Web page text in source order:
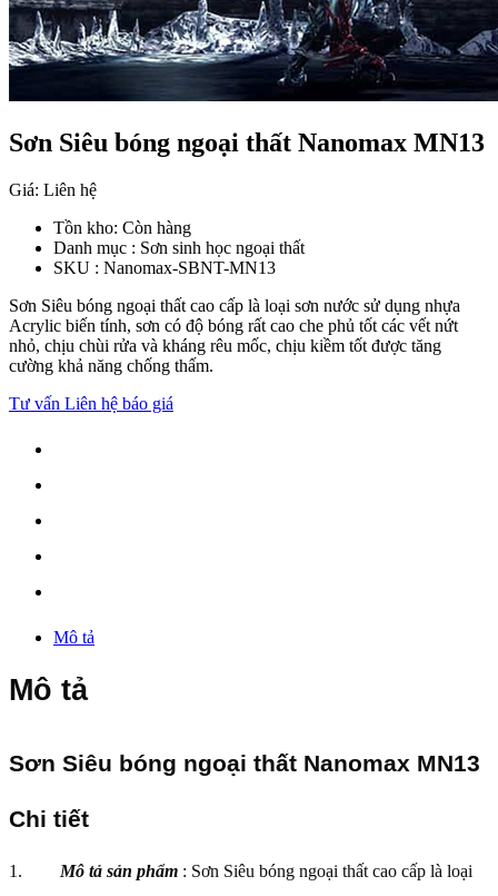
Sơn Siêu bóng ngoại thất Nanomax MN13
Giá: Liên hệ
Tồn kho: Còn hàng
Danh mục : Sơn sinh học ngoại thất
SKU : Nanomax-SBNT-MN13
Sơn Siêu bóng ngoại thất cao cấp là loại sơn nước sử dụng nhựa
Acrylic biến tính, sơn có độ bóng rất cao che phủ tốt các vết nứt
nhỏ, chịu chùi rửa và kháng rêu mốc, chịu kiềm tốt được tăng
cường khả năng chống thấm.
Tư vấn Liên hệ báo giá
Mô tả
Mô tả
Sơn Siêu bóng ngoại thất Nanomax MN13
Chi tiết
Mô tả sản phẩm : Sơn Siêu bóng ngoại thất cao cấp là loại